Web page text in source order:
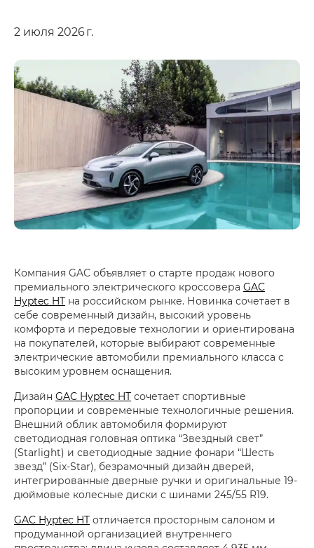
2 июля 2026 г.
Компания GAC объявляет о старте продаж нового
премиального электрического кроссовера GAC
Hyptec HT на российском рынке. Новинка сочетает в
себе современный дизайн, высокий уровень
комфорта и передовые технологии и ориентирована
на покупателей, которые выбирают современные
электрические автомобили премиального класса с
высоким уровнем оснащения.
Дизайн GAC Hyptec HT сочетает спортивные
пропорции и современные технологичные решения.
Внешний облик автомобиля формируют
светодиодная головная оптика “Звездный свет”
(Starlight) и светодиодные задние фонари “Шесть
звезд” (Six-Star), безрамочный дизайн дверей,
интегрированные дверные ручки и оригинальные 19-
дюймовые колесные диски с шинами 245/55 R19.
GAC Hyptec HT отличается просторным салоном и
продуманной организацией внутреннего